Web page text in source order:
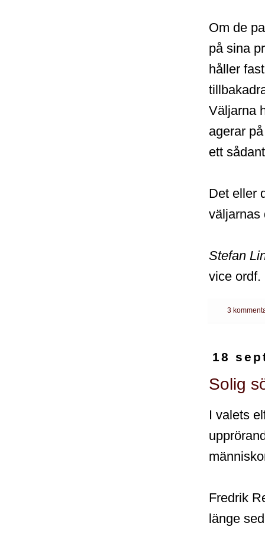
Om de
på sina
håller
Väljarna
agerar på
ett
Det eller
väljarnas
Stefan
vice ordf.
3
18
Solig
I valets
Fredrik
länge